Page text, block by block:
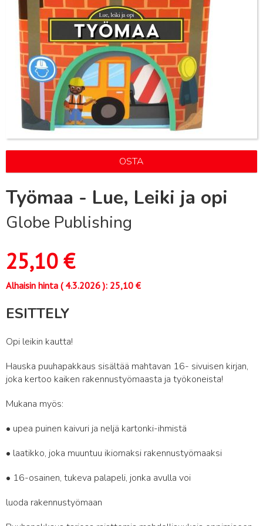
OSTA
Työmaa - Lue, Leiki ja opi
Globe Publishing
25,10€
Alhaisin hinta (4.3.2026): 25,10 €
ESITTELY
Opi leikin kautta!
Hauska puuhapakkaus sisältää mahtavan 16- sivuisen kirjan,
joka kertoo kaiken rakennustyömaasta ja työkoneista!
Mukana myös:
• upea puinen kaivuri ja neljä kartonki-ihmistä
• laatikko, joka muuntuu ikiomaksi rakennustyömaaksi
• 16-osainen, tukeva palapeli, jonka avulla voi
luoda rakennustyömaan